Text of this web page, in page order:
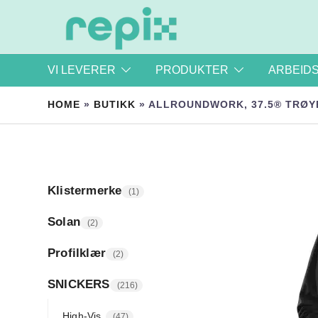
REPIX AS
Repix.no – Profil og arbeidsklær | Trykksaker |
VI LEVERER PRODUKTER
HOME » BUTIKK » ALLROUNDWORK, 37.5®
Klistermerke 1
Solan 2
Profilklær 2
SNICKERS 216